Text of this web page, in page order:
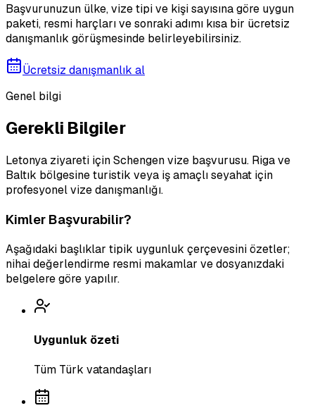
Başvurunuzun ülke, vize tipi ve kişi sayısına göre uygun
paketi, resmi harçları ve sonraki adımı kısa bir ücretsiz
danışmanlık görüşmesinde belirleyebilirsiniz.
Ücretsiz danışmanlık al
Genel bilgi
Gerekli Bilgiler
Letonya ziyareti için Schengen vize başvurusu. Riga ve
Baltık bölgesine turistik veya iş amaçlı seyahat için
profesyonel vize danışmanlığı.
Kimler Başvurabilir?
Aşağıdaki başlıklar tipik uygunluk çerçevesini özetler;
nihai değerlendirme resmi makamlar ve dosyanızdaki
belgelere göre yapılır.
Uygunluk özeti
Tüm Türk vatandaşları